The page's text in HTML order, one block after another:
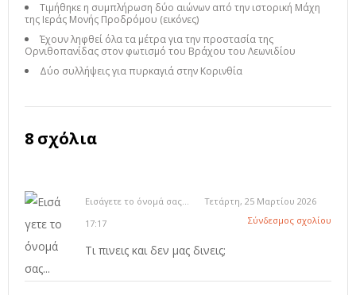
Τιμήθηκε η συμπλήρωση δύο αιώνων από την ιστορική Μάχη
της Ιεράς Μονής Προδρόμου (εικόνες)
Έχουν ληφθεί όλα τα μέτρα για την προστασία της
Ορνιθοπανίδας στον φωτισμό του Βράχου του Λεωνιδίου
Δύο συλλήψεις για πυρκαγιά στην Κορινθία
8 σχόλια
Εισάγετε το όνομά σας...
Τετάρτη, 25 Μαρτίου 2026
17:17
Σύνδεσμος σχολίου
Τι πινεις και δεν μας δινεις;